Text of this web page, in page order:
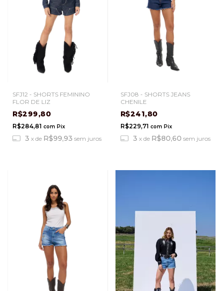
SFJ12 - SHORTS FEMININO
FLOR DE LIZ
R$299,80
R$284,81 com Pix
3 x de R$99,93 sem juros
SFJ08 - SHORTS JEANS
CHENILE
R$241,80
R$229,71 com Pix
3 x de R$80,60 sem juros